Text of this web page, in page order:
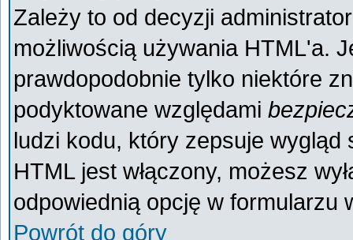
Zależy to od decyzji
możliwością używania HTML'a.
prawdopodobnie tylko niektóre
podyktowane względami
ludzi kodu, który zepsuje wygląd
HTML jest włączony, możesz
odpowiednią opcję w formularzu
Powrót do góry